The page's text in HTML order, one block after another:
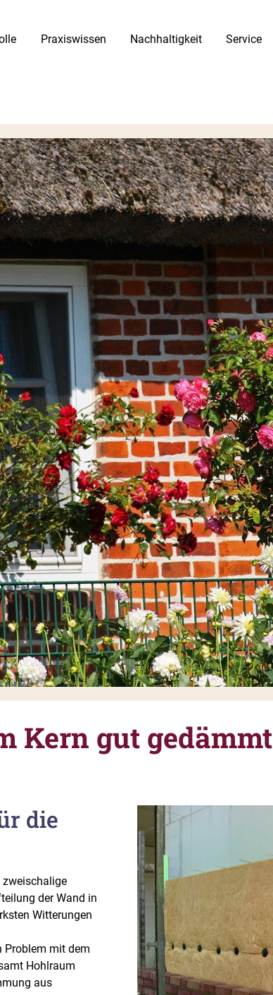
Praxiswissen Nachhaltigkeit Service
Kern gut gedämmt
die
zweischalige
der Wand in
Witterungen
Problem mit dem
Hohlraum
aus